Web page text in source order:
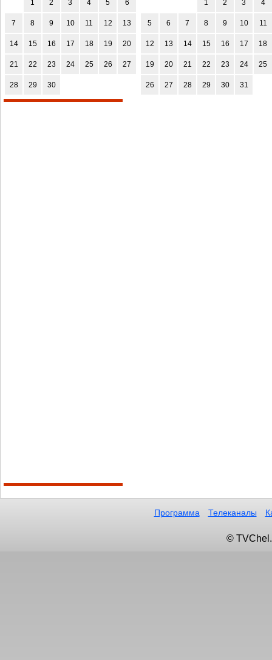
1
2 3 4 5 6
7 8 9 10 11 12 13
14 15 16 17 18 19 20
21 22 23 24 25 26 27
28 29 30
1
2 3 4
5 6 7 8 9 10 11
12 13 14 15 16 17 18
19 20 21 22 23 24 25
26 27 28 29 30 31
Программа Телеканалы
©